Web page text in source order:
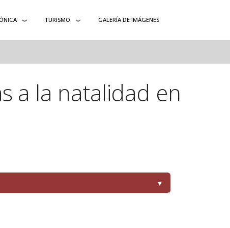
TURISMO GALERÍA DE IMÁGENES
a la natalidad en
▼